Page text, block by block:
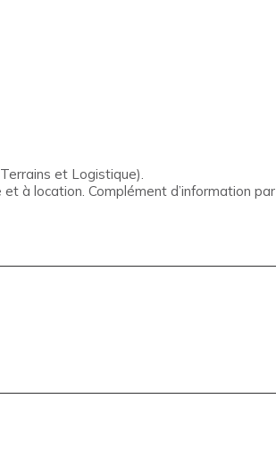
et Logistique).
à location. Complément d’information par